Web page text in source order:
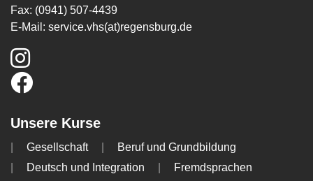
Fax: (0941) 507-4439
E-Mail: service.vhs(at)regensburg.de
Unsere Kurse
Gesellschaft
Beruf und Grundbildung
Deutsch und Integration
Fremdsprachen